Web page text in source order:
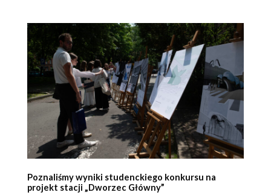
Poznaliśmy wyniki studenckiego konkursu na
projekt stacji „Dworzec Główny”